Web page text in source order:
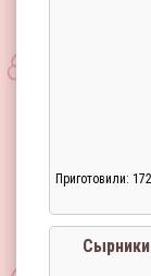
Приготовили: